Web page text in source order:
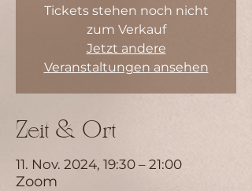
Tickets stehen noch nicht
zum Verkauf
Jetzt andere
Veranstaltungen ansehen
Zeit & Ort
11. Nov. 2024, 19:30 – 21:00
Zoom